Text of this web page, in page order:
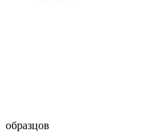
образцов